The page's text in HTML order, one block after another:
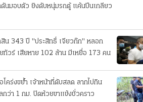
นมอบตัว ยิงดับหนุ่มรถตู้ แค้นปีนเกลียว
น 343 ปี "ประสิทธิ์ เจียวก๊ก" หลอก
ทัวร์ เสียหาย 102 ล้าน มีเหยื่อ 173 คน
โคร่งขย้ำ เจ้าหน้าที่ดับสลด ลากไปกิน
กว่า 1 กม. ปิดห้วยขาแข้งชั่วคราว